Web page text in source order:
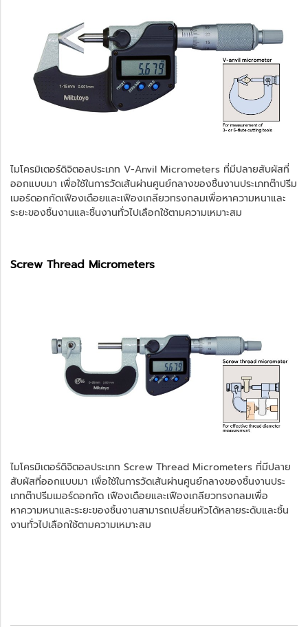
ไมโครมิเตอร์ดิจิตอลประเภท V-Anvil Micrometers ที่มีปลายสับผัสที่
ออกแบบมา เพื่อใช้ในการวัดเส้นผ่านศูนย์กลางของชิ้นงานประเภทต๊าปรีม
เมอร์ดอกกัดเฟืองเดือยและเฟืองเกลียวทรงกลมเพื่อหาความหนาและ
ระยะของชิ้นงานและชิ้นงานทั่วไปเลือกใช้ตามความเหมาะสม
Screw Thread Micrometers
ไมโครมิเตอร์ดิจิตอลประเภท Screw Thread Micrometers ที่มีปลาย
สับผัสที่ออกแบบมา เพื่อใช้ในการวัดเส้นผ่านศูนย์กลางของชิ้นงานประ
เภทต๊าปรีมเมอร์ดอกกัด เฟืองเดือยและเฟืองเกลียวทรงกลมเพื่อ
หาความหนาและระยะของชิ้นงานสามารถเปลี่ยนหัวได้หลายระดับและชิ้น
งานทั่วไปเลือกใช้ตามความเหมาะสม